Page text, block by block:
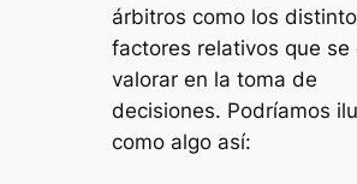
árbitros como los
factores relativos que se
valorar en la toma de
decisiones. Podríamos
como algo así: